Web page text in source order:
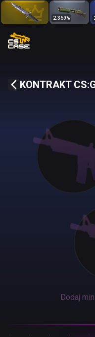
2.369%
KONTRAKT
Dodaj